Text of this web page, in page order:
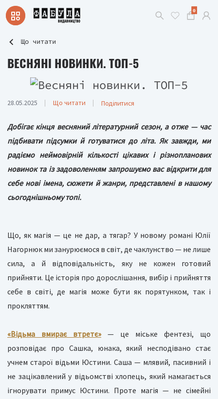
0
Що читати
ВЕСНЯНІ НОВИНКИ. ТОП-5
28.05.2025 Що читати Поділитися
Добігає кінця весняний літературний сезон, а отже — час
підбивати підсумки й готуватися до літа. Як завжди, ми
радіємо неймовірній кількості цікавих і різнопланових
новинок та із задоволенням запрошуємо вас відкрити для
себе нові імена, сюжети й жанри, представлені в нашому
сьогоднішньому топі.
Що, як магія — це не дар, а тягар? У новому романі Юлії
Нагорнюк ми занурюємося в світ, де чаклунство — не лише
сила, а й відповідальність, яку не кожен готовий
прийняти. Це історія про дорослішання, вибір і прийняття
себе в світі, де магія може бути як порятунком, так і
прокляттям.
«Відьма вмирає втретє»— це міське фентезі, що
розповідає про Сашка, юнака, який несподівано стає
учнем старої відьми Юстини. Саша — млявий, пасивний і
не зацікавлений у відьомстві хлопець, який намагається
ігнорувати примус Юстини. Проте магія — не сімейні